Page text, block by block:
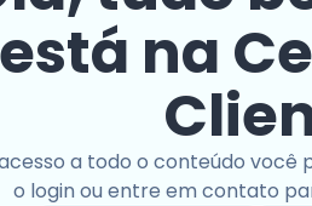
está na
a todo o conteúdo você
o login ou entre em contato